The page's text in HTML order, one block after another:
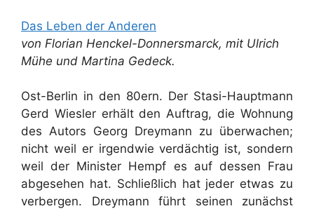
Das Leben der Anderen
von Florian Henckel-Donnersmarck, mit Ulrich
Mühe und Martina Gedeck.
Ost-Berlin in den 80ern. Der Stasi-Hauptmann
Gerd Wiesler erhält den Auftrag, die Wohnung
des Autors Georg Dreymann zu überwachen;
nicht weil er irgendwie verdächtig ist, sondern
weil der Minister Hempf es auf dessen Frau
abgesehen hat. Schließlich hat jeder etwas zu
verbergen. Dreymann führt seinen zunächst